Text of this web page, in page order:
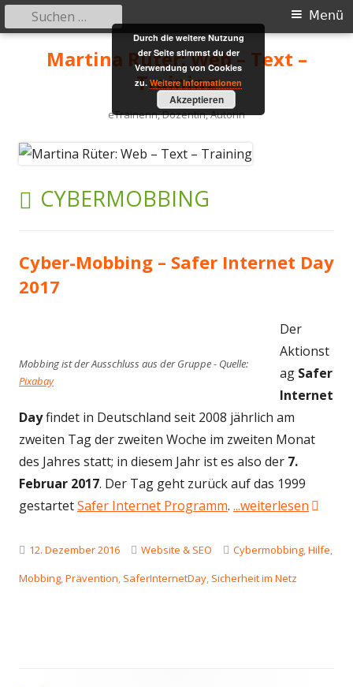
Martina Rüter: Web – Text –
Training
eTrainerin, Dozentin, Autorin
Primäres
Menü
Menü
Suchen
nach:
SCHLAGWORT:
CYBERMOBBING
Cyber-Mobbing – Safer Internet Day
2017
Mobbing ist der Ausschluss aus der Gruppe - Quelle:
Pixabay
Der
Aktionst
ag Safer
Internet
Dayfindet in Deutschland seit 2008 jährlich am
zweiten Tag der zweiten Woche im zweiten Monat
des Jahres statt; in diesem Jahr ist es also der 7.
Februar 2017. Der Tag geht zurück auf das 1999
gestartetSafer Internet Programm. ...weiterlesen
Veröffentlicht
am
12. Dezember 2016 Kategorien
Website & SEO Schlagwörter
Cybermobbing,Hilfe,
Mobbing,Prävention, SaferInternetDay, Sicherheit im Netz
Durch die weitere Nutzung
der Seite stimmst du der
Verwendung von Cookies
zu. Weitere Informationen
Akzeptieren